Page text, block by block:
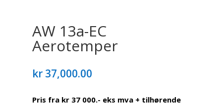
AW 13a-EC
Aerotemper
kr37,000.00
Pris fra kr 37 000.- eks mva + tilhørende